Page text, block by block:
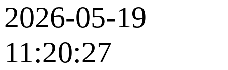
2026-05-19
11:20:27